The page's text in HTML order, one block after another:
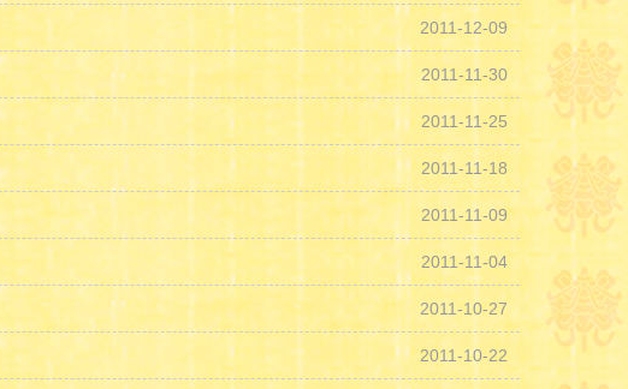
2011-12-09
2011-11-30
2011-11-25
2011-11-18
2011-11-09
2011-11-04
2011-10-27
2011-10-22